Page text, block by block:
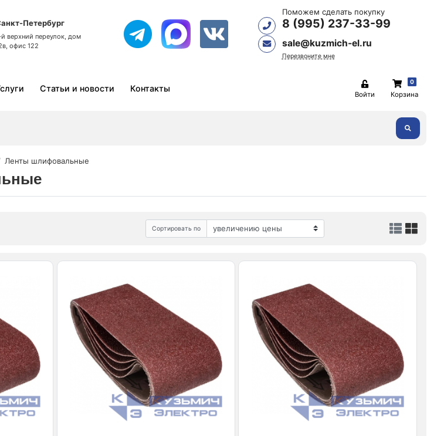
Петербург
й верхний переулок, дом
офис 122
Поможем сделать покупку
8 (995) 237-33-99
sale@kuzmich-el.ru
Перезвоните мне
Статьи и новости Контакты
Войти
0
Корзина
Ленты шлифовальные
Сортировать по